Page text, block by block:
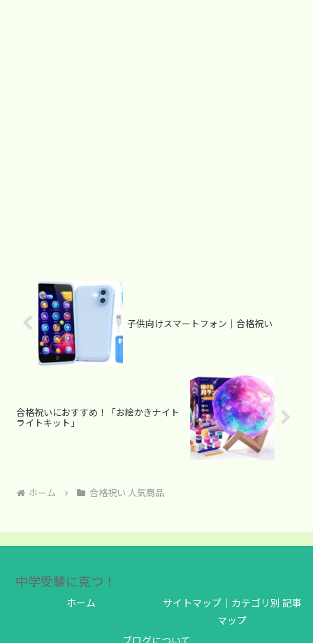
子供向けスマートフォン｜合格祝い
合格祝いにおすすめ！「お絵かきナイト
ライトキット」
ホーム 合格祝い 人気商品
中学受験に克つ！
ホーム
サイトマップ｜カテゴリ別 記事
マップ